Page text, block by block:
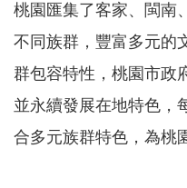
市
政
箱
常
見
問
桃園匯集了客家、閩南
不同族群，豐富多元的
群包容特性，桃園市政
並永續發展在地特色，
合多元族群特色，為桃